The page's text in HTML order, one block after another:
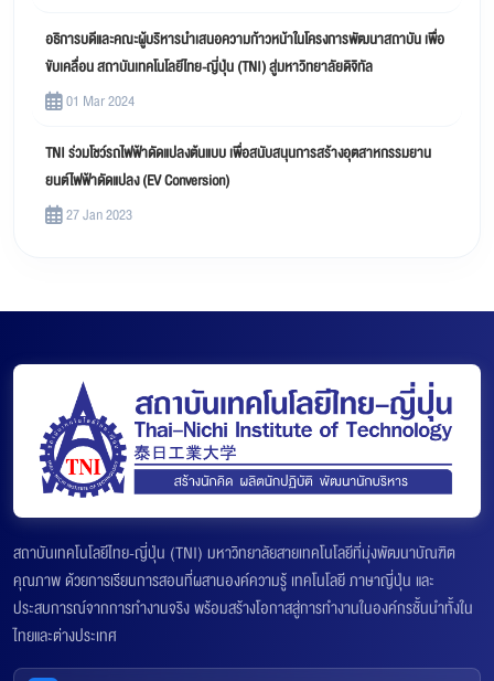
อธิการบดีและคณะผู้บริหารนำเสนอความก้าวหน้าในโครงการพัฒนาสถาบัน เพื่อ
ขับเคลื่อน สถาบันเทคโนโลยีไทย-ญี่ปุ่น (TNI) สู่มหาวิทยาลัยดิจิทัล
01 Mar 2024
TNI ร่วมโชว์รถไฟฟ้าดัดแปลงต้นแบบ เพื่อสนับสนุนการสร้างอุตสาหกรรมยาน
ยนต์ไฟฟ้าดัดแปลง (EV Conversion)
27 Jan 2023
สถาบันเทคโนโลยีไทย-ญี่ปุ่น (TNI) มหาวิทยาลัยสายเทคโนโลยีที่มุ่งพัฒนาบัณฑิต
คุณภาพ ด้วยการเรียนการสอนที่ผสานองค์ความรู้ เทคโนโลยี ภาษาญี่ปุ่น และ
ประสบการณ์จากการทำงานจริง พร้อมสร้างโอกาสสู่การทำงานในองค์กรชั้นนำทั้งใน
ไทยและต่างประเทศ